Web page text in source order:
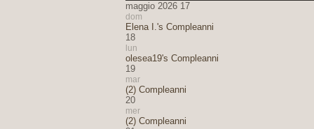
maggio 2026 17
dom
Elena I.'s Compleanni
18
lun
olesea19's Compleanni
19
mar
(2) Compleanni
20
mer
(2) Compleanni